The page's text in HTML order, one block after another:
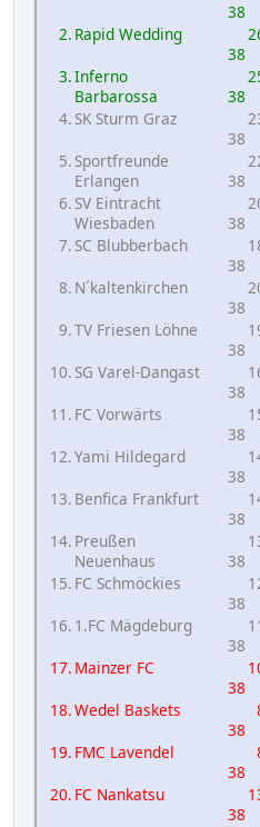
38
2. Rapid Wedding
38
3.Inferno
Barbarossa
38
4. SK Sturm Graz
38
5. Sportfreunde
Erlangen
38
6. SV Eintracht
Wiesbaden
38
7. SC Blubberbach
38
8. N´kaltenkirchen
38
9.TV Friesen Löhne
38
10. SG Varel-Dangast
38
11. FC Vorwärts
38
12.Yami Hildegard
38
13. Benfica Frankfurt
38
14. Preußen
Neuenhaus
38
15. FC Schmöckies
38
16. 1.FC Mägdeburg
38
17. Mainzer FC
38
18.Wedel Baskets
38
19. FMC Lavendel
38
20. FC Nankatsu
38